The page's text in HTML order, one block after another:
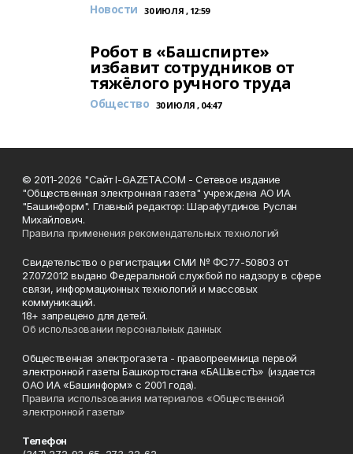
Новости 30 ИЮЛЯ , 12:59
Робот в «Башспирте»
избавит сотрудников от
тяжёлого ручного труда
Общество 30 ИЮЛЯ , 04:47
© 2011-2026 "Сайт I-GAZETA.COM - Сетевое издание
"Общественная электронная газета" учреждена АО ИА
"Башинформ". Главный редактор: Шарафутдинов Руслан
Михайлович.
Правила применения рекомендательных технологий
Свидетельство о регистрации СМИ № ФС77-50803 от
27.07.2012 выдано Федеральной службой по надзору в сфере
связи, информационных технологий и массовых
коммуникаций.
18+ запрещено для детей.
Об использовании персональных данных
Общественная электрогазета - правопреемница первой
электронной газеты Башкортостана «БАШвестЪ» (издается
ОАО ИА «Башинформ» с 2001 года).
Правила использования материалов «Общественной
электронной газеты»
Телефон